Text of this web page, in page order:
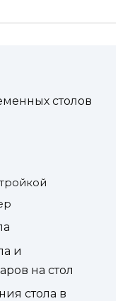
столов
и
на стол
стола в